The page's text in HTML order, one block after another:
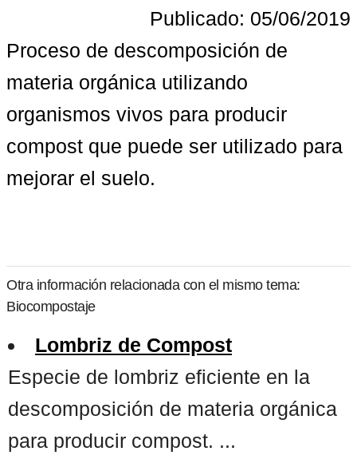
Publicado: 05/06/2019
Proceso de descomposición de
materia orgánica utilizando
organismos vivos para producir
compost que puede ser utilizado para
mejorar el suelo.
Otra información relacionada con el mismo tema:
Biocompostaje
Lombriz de Compost
Especie de lombriz eficiente en la
descomposición de materia orgánica
para producir compost. ...